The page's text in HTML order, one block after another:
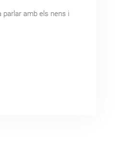
parlar amb els nens i